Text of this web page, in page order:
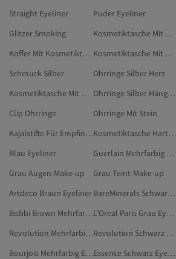
Straight Eyeliner Puder Eyeliner
Glitzer Smoking
Kosmetiktasche Mit Bügelverschluss
Koffer Mit Kosmetiktasche
Kosmetiktasche Mit Clipverschluss
Schmuck Silber
Ohrringe Silber Herz
Kosmetiktasche Mit Kordelzug
Ohrringe Silber Hängend
Clip Ohrringe
Ohrringe Mit Stein
Kajalstifte Für Empfindliche Augen
Kosmetiktasche Hartschale
Blau Eyeliner
Guerlain Mehrfarbig Eyeliner
Grau Augen-Make-up
Grau Teint-Make-up
Artdeco Braun Eyeliner
BareMinerals Schwarz Eyeliner
Bobbi Brown Mehrfarbig Eyeliner
L'Oreal Paris Grau Eyeliner
Revolution Mehrfarbig Eyeliner
Revolution Schwarz Eyeliner
Bourjois Mehrfarbig Eyeliner
Essence Schwarz Eyeliner